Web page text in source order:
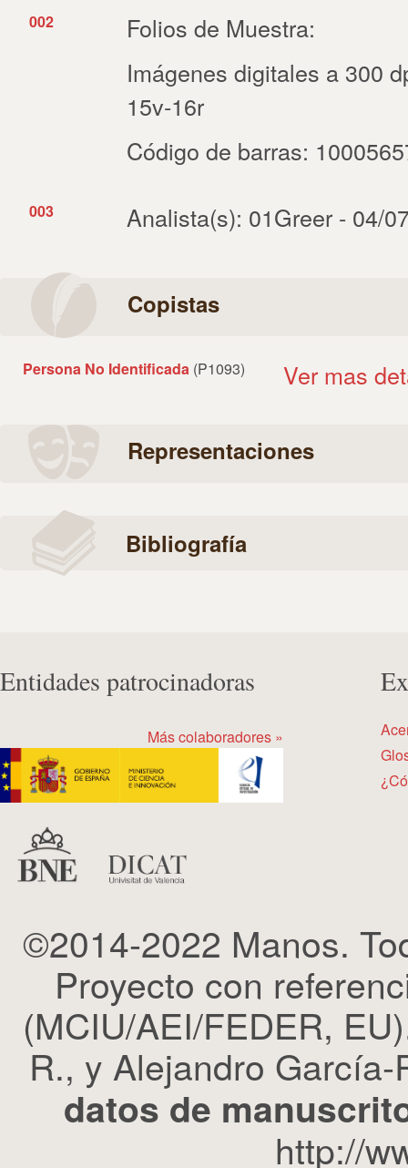
002
Folios de Muestra:
Imágenes digitales a 300
15v-16r
Código de barras:
003 Analista(s): 01Greer - 04/
Copistas
Persona No Identificada (P1093) Ver mas
Representaciones
Bibliografía
Entidades patrocinadoras
Más colaboradores »
©2014-2022 Manos.
Proyecto con
(MCIU/AEI/FEDER,
R., y Alejandro
datos de
http://